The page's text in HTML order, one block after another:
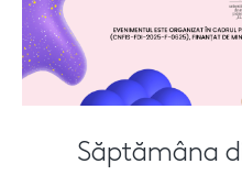
Săptămâna